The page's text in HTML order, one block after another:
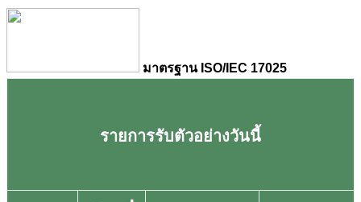
มาตรฐาน ISO/IEC 17025
รายการรับตัวอย่างวันนี้